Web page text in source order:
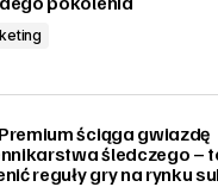
ściąga gwiazdę
śledczego –
reguły gry na rynku